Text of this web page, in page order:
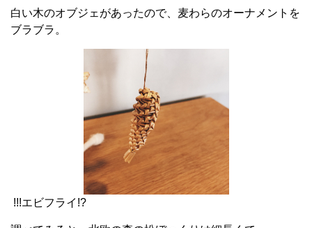
白い木のオブジェがあったので、麦わらのオーナメントを
ブラブラ。
!!!エビフライ!?